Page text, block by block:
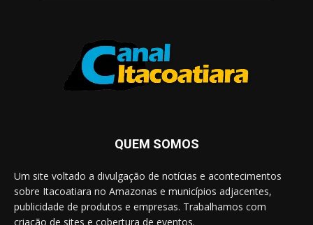
QUEM SOMOS
Um site voltado a divulgação de notícias e acontecimentos
sobre Itacoatiara no Amazonas e municípios adjacentes,
publicidade de produtos e empresas. Trabalhamos com
criação de sites e cobertura de eventos.